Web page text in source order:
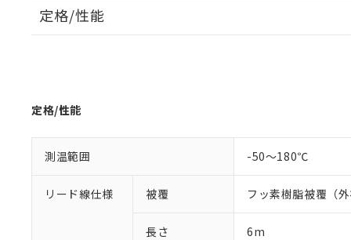
定格/性能
定格/性能
測温範囲 -50～180℃
リード線仕様 被覆 フッ素樹脂被覆（
長さ 6m
本サービス
くものです。
在庫状況お
のであり、
対応予定なし：
非該当品：ライ
*EU RoHS指令（10物質
鉛(Pb) 1000ppm以下、
六価クロム(Cr(Ⅵ))
フタル酸ビス(2-エチル
但し、RoHS指令で産業
「－」：未確認で
Pb(鉛) :1000ppm、 Hg(
Cr(Ⅵ)(六価クロム) :
DBP(フタル酸ジブチル
DEHP(フタル酸ビス(2-
当社は、こ
う）を輸出
などの必要
当社は規制
ます。
記
号
説明
○ 一定数